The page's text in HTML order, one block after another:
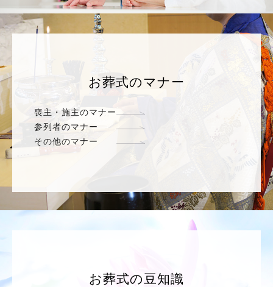
お葬式のマナー
喪主・施主のマナー
参列者のマナー
その他のマナー
お葬式の豆知識